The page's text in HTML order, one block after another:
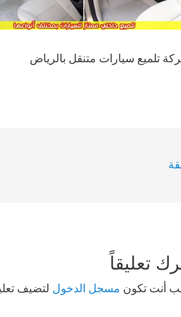
تلميع سيارات متنقل بالرياض
تعليقاً
أنت تكون مسجل الدخول لتضيف